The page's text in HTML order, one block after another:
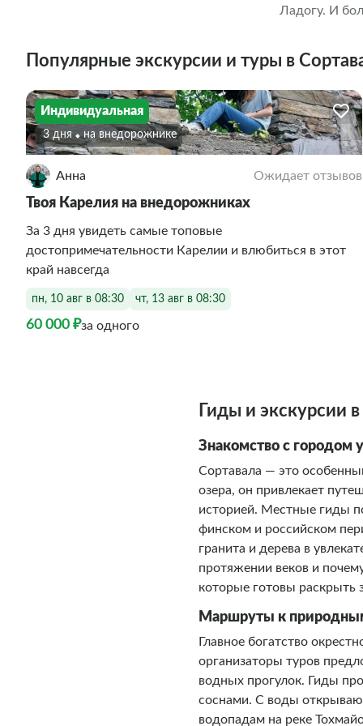
Ладогу. И
над самым
без которых
многое
Популярные экскурсии и туры в
Индивидуальная
3 дня На внедорожнике
Анна Ожидает отзывов
Твоя Карелия на внедорожниках
За 3 дня увидеть самые топовые
достопримечательности Карелии и влюбиться в этот
край навсегда
пн, 10 авг в 08:30 чт, 13 авг в 08:30
60 000 ₽за одного
Гиды и экскурсии
Знакомство с городом
Сортавала — это
озера, он привлекает
историей. Местные гиды
финском и российском
гранита и дерева в
протяжении веков и
которые готовы
Маршруты к
Главное богатство
организаторы туров
водных прогулок. Гиды
соснами. С воды
водопадам на реке